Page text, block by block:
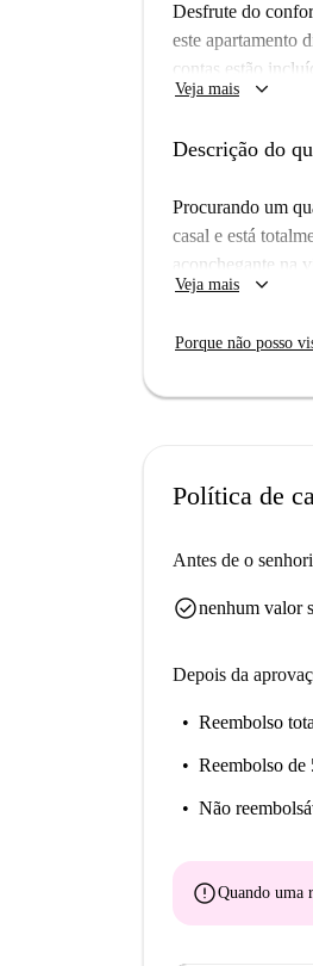
Desfrute do
este apartamento
contas estão
Midyetik
diárias. Além
apartamento.
Veja mais keyboard_arrow_down
Descrição do
Procurando um
casal e está
aconchegante na
são
Localizada em
acessíveis, assim
Veja mais keyboard_arrow_down
Porque não posso
Política de
Antes de o
check_circlenenhum valor
Depois da
Reembolso
Reembolso de
Não
errorQuando uma